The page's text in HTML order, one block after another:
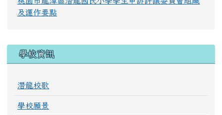
及運作要點
學校資訊
潛龍校歌
學校願景